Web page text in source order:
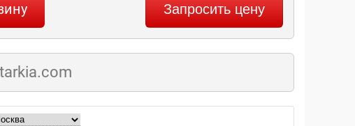
Запросить цену